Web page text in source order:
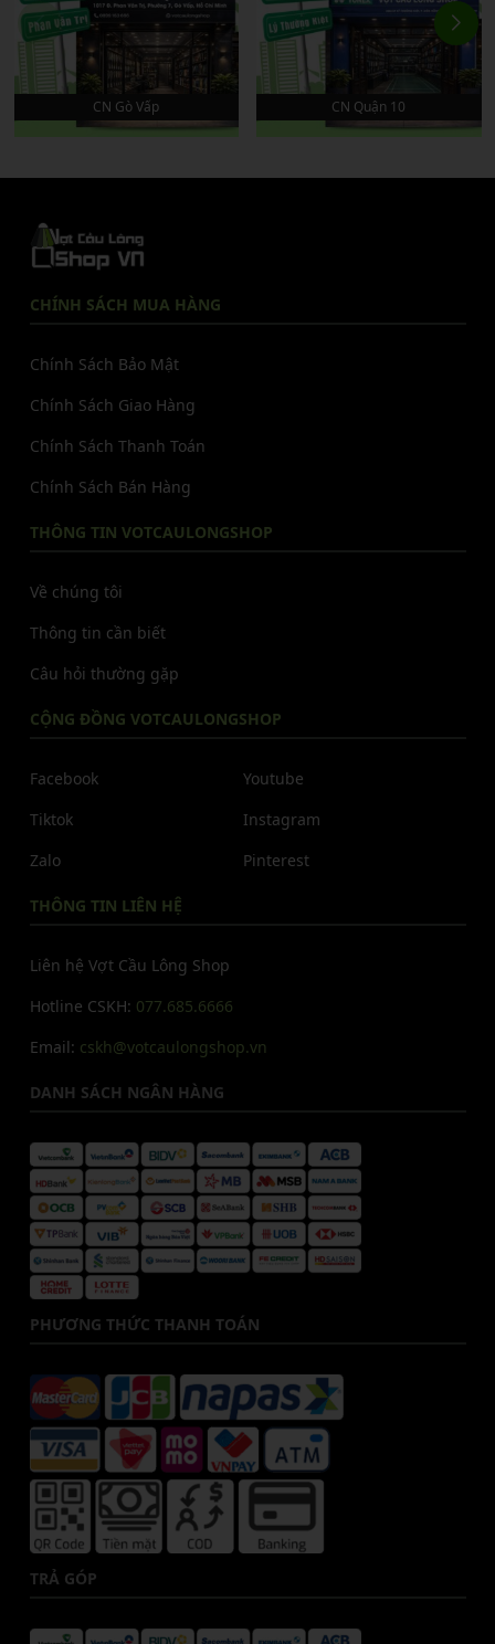
CN Gò Vấp CN Quận 10
CHÍNH SÁCH MUA HÀNG
Chính Sách Bảo Mật
Chính Sách Giao Hàng
Chính Sách Thanh Toán
Chính Sách Bán Hàng
THÔNG TIN VOTCAULONGSHOP
Về chúng tôi
Thông tin cần biết
Câu hỏi thường gặp
CỘNG ĐỒNG VOTCAULONGSHOP
Facebook
Tiktok
Zalo
Youtube
Instagram
Pinterest
THÔNG TIN LIÊN HỆ
Liên hệ Vợt Cầu Lông Shop
Hotline CSKH: 077.685.6666
Email: cskh@votcaulongshop.vn
DANH SÁCH NGÂN HÀNG
PHƯƠNG THỨC THANH TOÁN
TRẢ GÓP